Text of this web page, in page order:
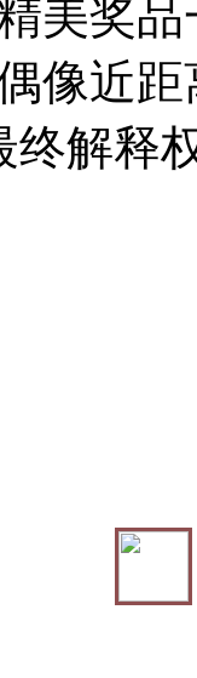
美奖
像近
解释